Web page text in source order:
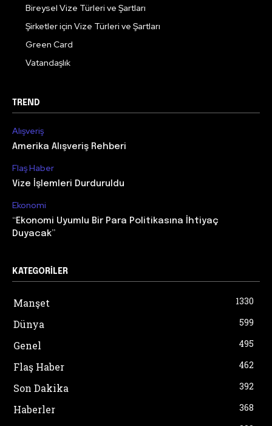
Bireysel Vize Türleri ve Şartları
Şirketler için Vize Türleri ve Şartları
Green Card
Vatandaşlık
TREND
Alışveriş
Amerika Alışveriş Rehberi
Flaş Haber
Vize İşlemleri Durduruldu
Ekonomi
“Ekonomi Uyumlu Bir Para Politikasına İhtiyaç
Duyacak”
KATEGORILER
Manşet 1330
Dünya 599
Genel 495
Flaş Haber 462
Son Dakika 392
Haberler 368